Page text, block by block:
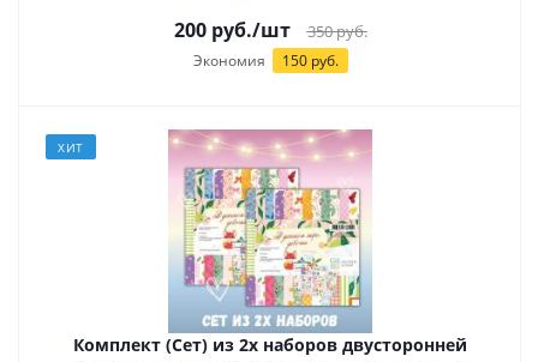
200руб./шт 350руб.
Экономия 150 руб.
ХИТ
Комплект (Сет) из 2х наборов двусторонней